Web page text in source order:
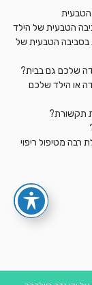
הטבעית
הטבעית של הילד
בסביבה הטבעית של
שלכם גם בבית?
או הילד שלכם
תקשורת?
רבה מטיפול ריפוי